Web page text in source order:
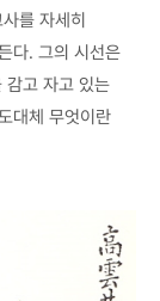
를 자세히
다. 그의 시선은
감고 자고 있는
대체 무엇이란